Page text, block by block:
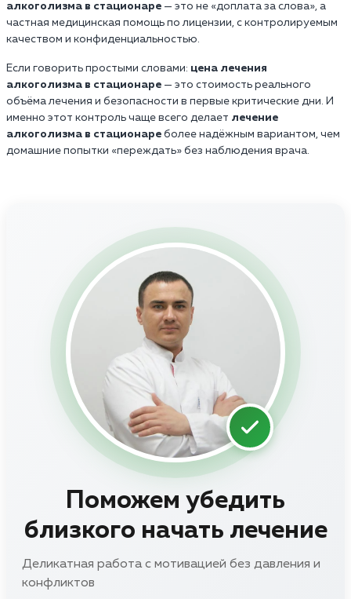
алкоголизма в стационаре — это не «доплата за слова», а
частная медицинская помощь по лицензии, с контролируемым
качеством и конфиденциальностью.
Если говорить простыми словами: цена лечения
алкоголизма в стационаре — это стоимость реального
объёма лечения и безопасности в первые критические дни. И
именно этот контроль чаще всего делает лечение
алкоголизма в стационаре более надёжным вариантом, чем
домашние попытки «переждать» без наблюдения врача.
Поможем убедить
близкого начать лечение
Деликатная работа с мотивацией без давления и
конфликтов